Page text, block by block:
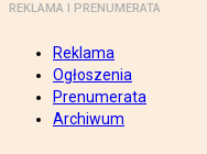
REKLAMA I PRENUMERATA
Reklama
Ogłoszenia
Prenumerata
Archiwum